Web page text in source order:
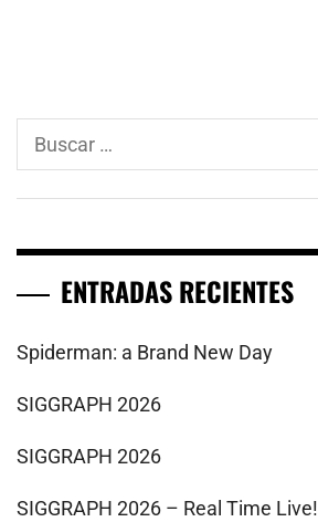
Buscar:
ENTRADAS RECIENTES
Spiderman: a Brand New Day
SIGGRAPH 2026
SIGGRAPH 2026
SIGGRAPH 2026 – Real Time Live!